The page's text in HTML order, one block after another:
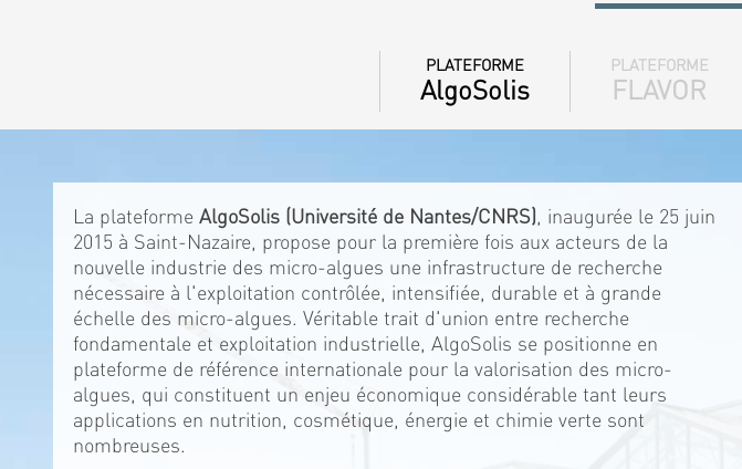
PLATEFORME
AlgoSolis
PLATEFORME
FLAVOR
La plateforme AlgoSolis (Université de Nantes/CNRS) , inaugurée le 25 juin
2015 à Saint-Nazaire, propose pour la première fois aux acteurs de la
nouvelle industrie des micro-algues une infrastructure de recherche
nécessaire à l'exploitation contrôlée, intensifiée, durable et à grande
échelle des micro-algues. Véritable trait d'union entre recherche
fondamentale et exploitation industrielle, AlgoSolis se positionne en
plateforme de référence internationale pour la valorisation des micro-
algues, qui constituent un enjeu économique considérable tant leurs
applications en nutrition, cosmétique, énergie et chimie verte sont
nombreuses.